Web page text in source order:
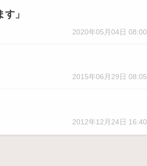
」
2020年05月04日 08:00
2015年06月29日 08:05
2012年12月24日 16:40